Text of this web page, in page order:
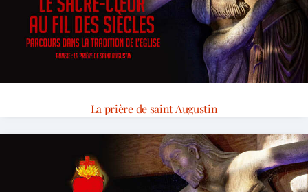
La prière de saint Augustin